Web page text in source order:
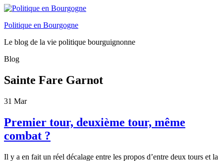
Politique en Bourgogne
Le blog de la vie politique bourguignonne
Blog
Sainte Fare Garnot
31 Mar
Premier tour, deuxième tour, même
combat ?
Il y a en fait un réel décalage entre les propos d’entre deux tours et la